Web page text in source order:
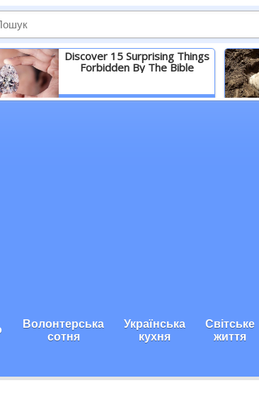
Discover 15 Surprising Things
Forbidden By The Bible
Детальніше
Волонтерська
сотня
Українська
кухня
Світське
життя